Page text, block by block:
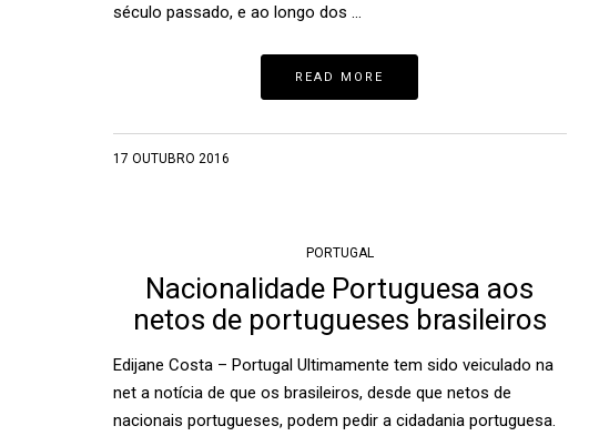
século passado, e ao longo dos …
READ MORE
17 OUTUBRO 2016
PORTUGAL
Nacionalidade Portuguesa aos
netos de portugueses brasileiros
Edijane Costa – Portugal Ultimamente tem sido veiculado na
net a notícia de que os brasileiros, desde que netos de
nacionais portugueses, podem pedir a cidadania portuguesa.